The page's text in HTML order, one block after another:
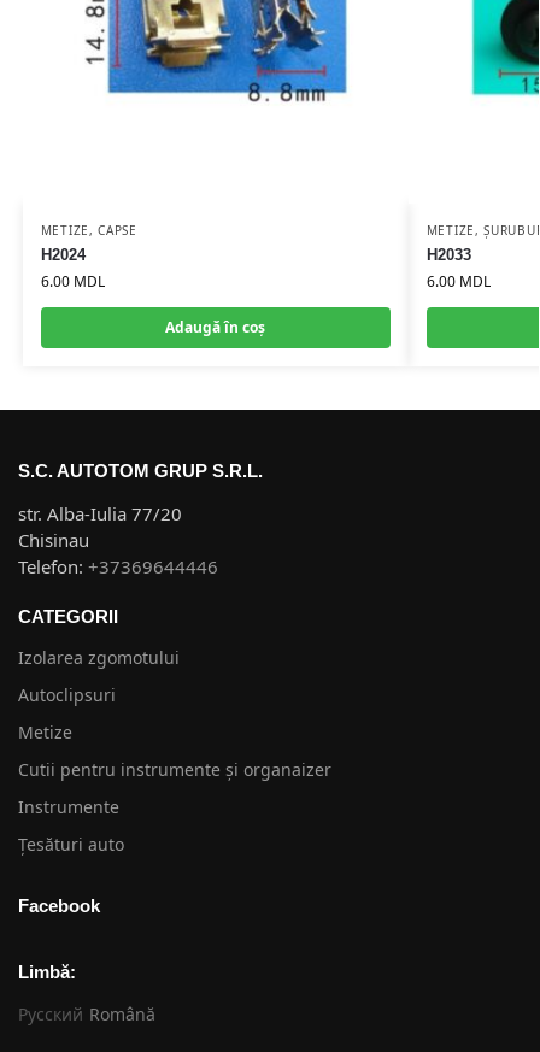
METIZE,CAPSE
H2024
6.00 MDL
Adaugă în coș
METIZE,
H2033
6.00 MDL
S.C. AUTOTOM GRUP S.R.L.
str. Alba-Iulia 77/20
Chisinau
Telefon: +37369644446
CATEGORII
Izolarea zgomotului
Autoclipsuri
Metize
Cutii pentru instrumente și organaizer
Instrumente
Țesături auto
Facebook
Limbă:
Русский Română